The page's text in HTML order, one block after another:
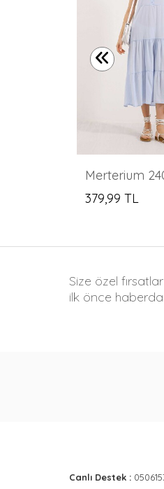
379,99 TL
Size özel
ilk önce
Canlı Destek :